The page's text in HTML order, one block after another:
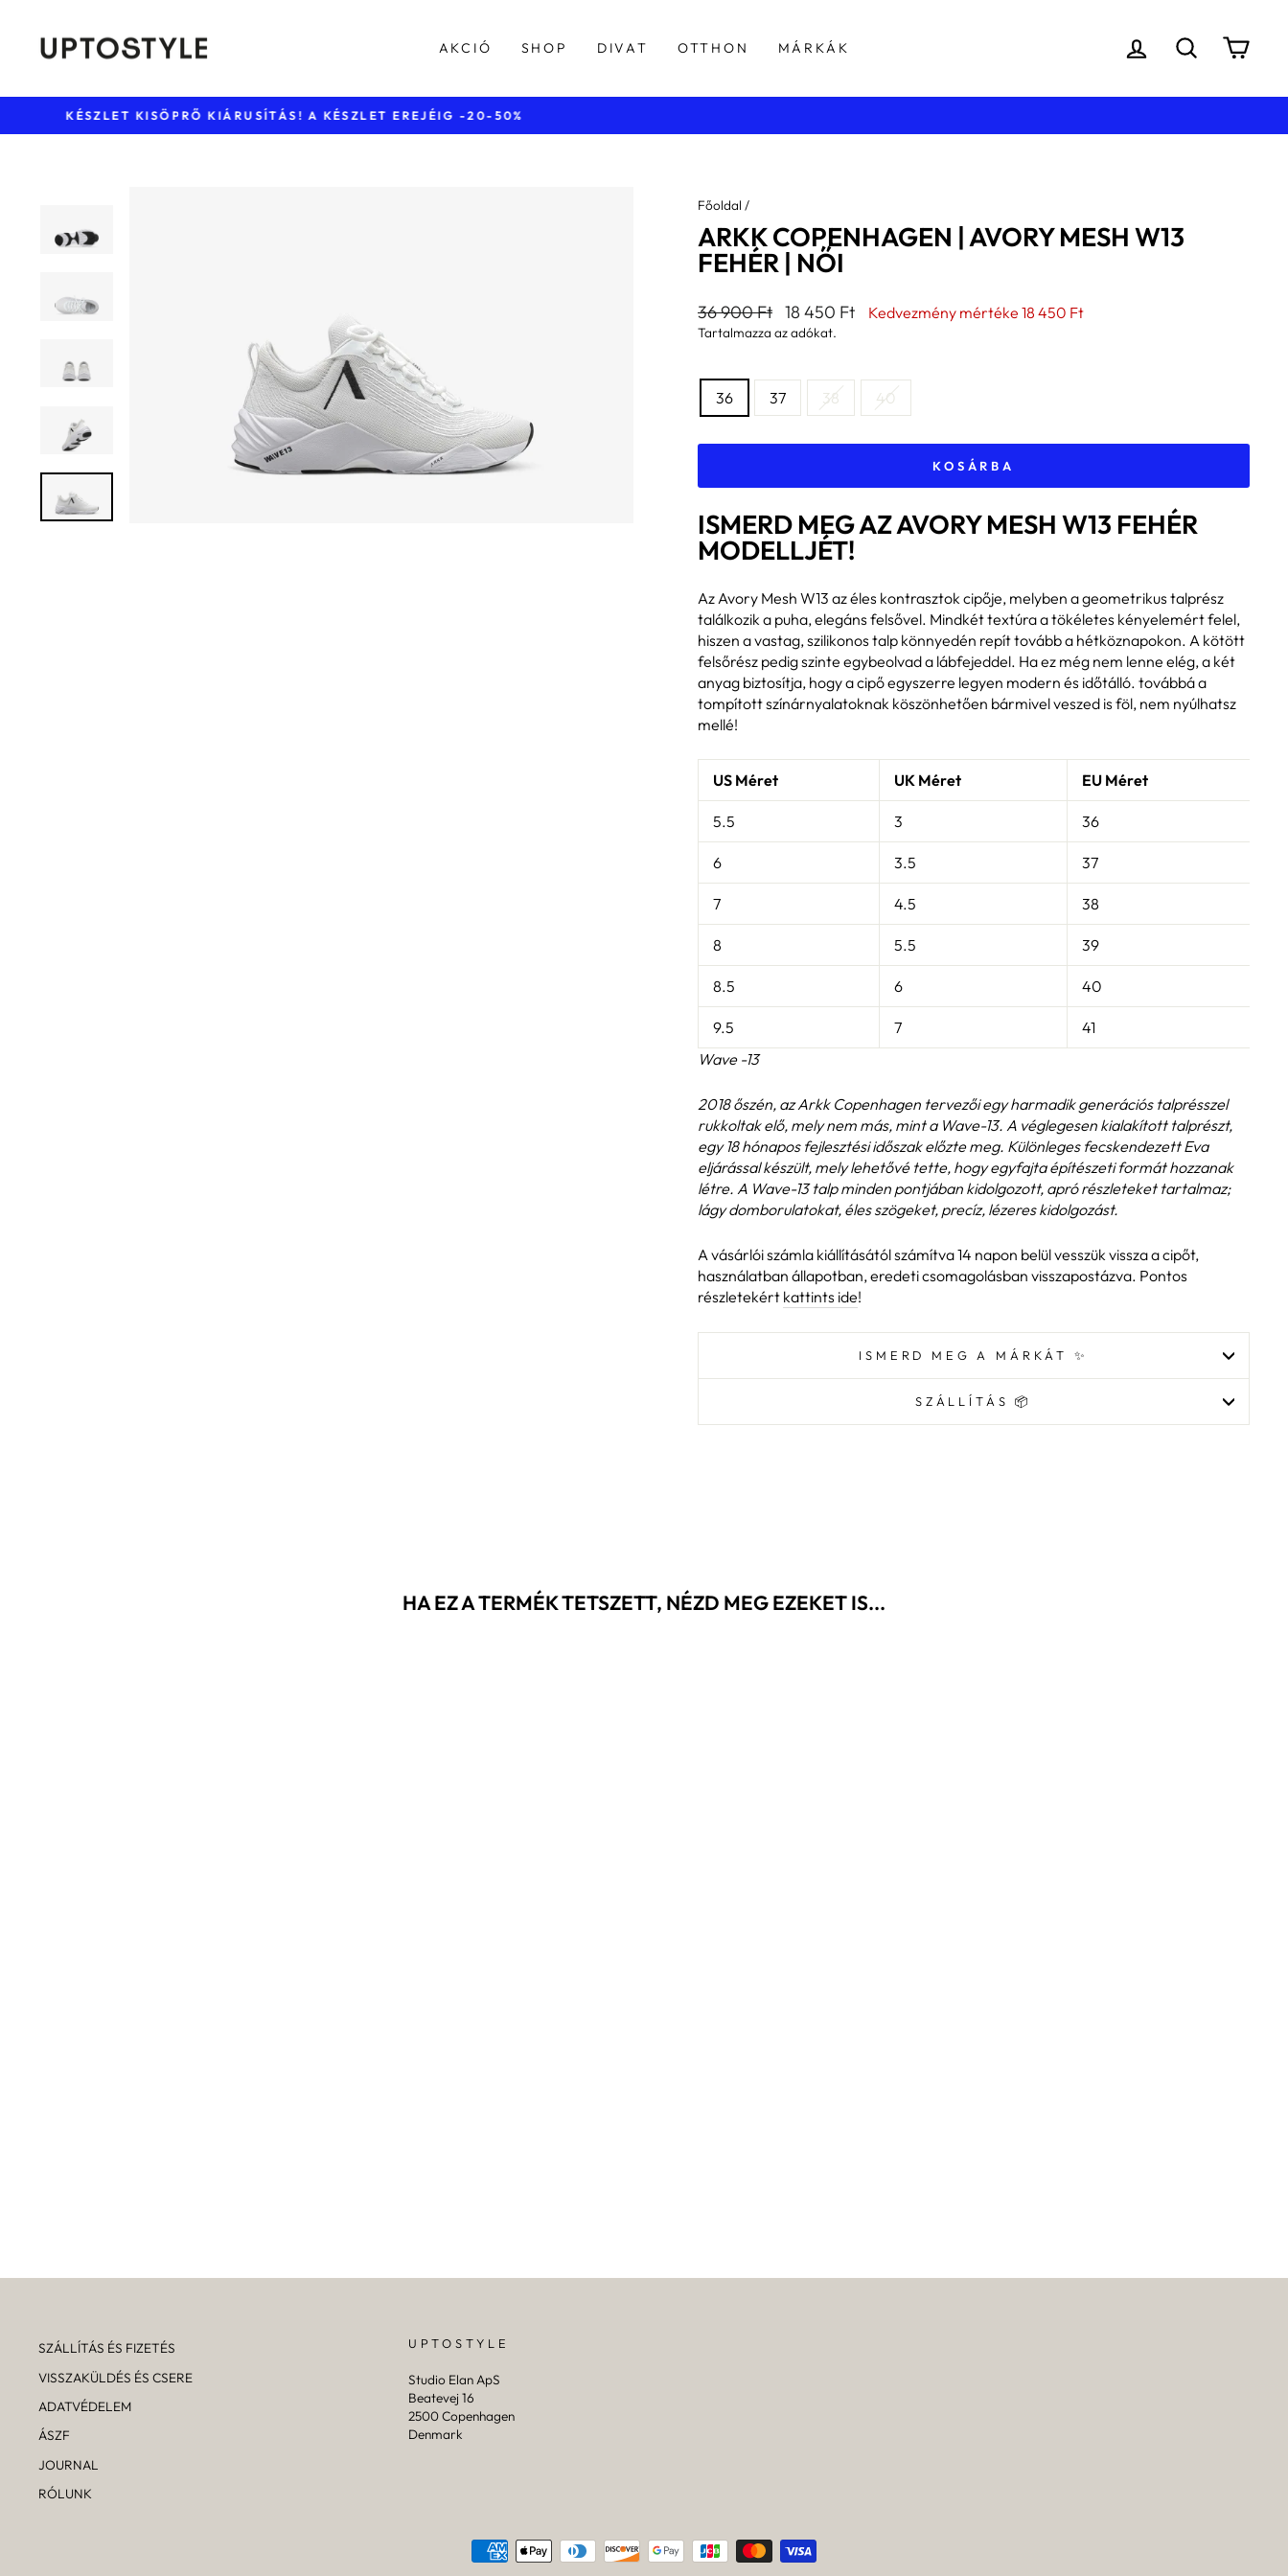
tartalomhoz
AKCIÓ SHOP DIVAT OTTHON MÁRKÁK BEJELENTKEZÉS
KERESÉS
Diavetítés
INGYENES KISZÁLLÍTÁS
Főoldal /
ARKK COPENHAGEN | AVORY MESH W13
FEHÉR | NŐI
Általános
ár
36 900 Ft
Kedvezményes
ár
18 450 Ft Kedvezmény mértéke 18 450 Ft
Tartalmazza az adókat.
36 37 38 40
KOSÁRBA
ISMERD MEG AZ AVORY MESH W13 FEHÉR
MODELLJÉT!
Az Avory Mesh W13 az éles kontrasztok cipője, melyben a geometrikus talprész
találkozik a puha, elegáns felsővel. Mindkét textúra a tökéletes kényelemért felel,
hiszen a vastag, szilikonos talp könnyedén repít tovább a hétköznapokon. A kötött
felsőrész pedig szinte egybeolvad a lábfejeddel. Ha ez még nem lenne elég, a két
anyag biztosítja, hogy a cipő egyszerre legyen modern és időtálló. továbbá a
tompított színárnyalatoknak köszönhetően bármivel veszed is föl, nem nyúlhatsz
mellé!
US Méret UK Méret EU Méret
5.5 3 36
6 3.5 37
7 4.5 38
8 5.5 39
8.5 6 40
9.5 7 41
Wave -13
2018 őszén, az Arkk Copenhagen tervezői egy harmadik generációs talprésszel
rukkoltak elő, mely nem más, mint a Wave-13. A véglegesen kialakított talprészt,
egy 18 hónapos fejlesztési időszak előzte meg. Különleges fecskendezett Eva
eljárással készült, mely lehetővé tette, hogy egyfajta építészeti formát hozzanak
létre. A Wave-13 talp minden pontjában kidolgozott, apró részleteket tartalmaz;
lágy domborulatokat, éles szögeket, precíz, lézeres kidolgozást.
A vásárlói számla kiállításától számítva 14 napon belül vesszük vissza a cipőt,
használatban állapotban, eredeti csomagolásban visszapostázva. Pontos
részletekért kattints ide!
ISMERD MEG A MÁRKÁT ✨
SZÁLLÍTÁS 📦
HA EZ A TERMÉK TETSZETT, NÉZD MEG EZEKET IS...
SZÁLLÍTÁS ÉS FIZETÉS
VISSZAKÜLDÉS ÉS CSERE
ADATVÉDELEM
ÁSZF
JOURNAL
RÓLUNK
UPTOSTYLE
Studio Elan ApS
Beatevej 16
2500 Copenhagen
Denmark